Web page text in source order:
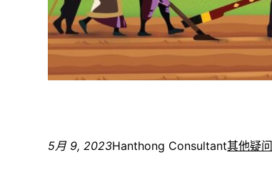
5月 9, 2023Hanthong Consultant其他疑问